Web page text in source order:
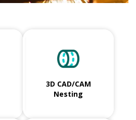
3D CAD/CAM
Nesting